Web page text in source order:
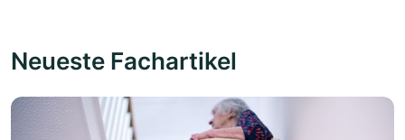
Neueste Fachartikel